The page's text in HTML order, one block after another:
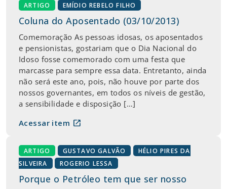
ARTIGO EMÍDIO REBELO FILHO
Coluna do Aposentado (03/10/2013)
Comemoração As pessoas idosas, os aposentados
e pensionistas, gostariam que o Dia Nacional do
Idoso fosse comemorado com uma festa que
marcasse para sempre essa data. Entretanto, ainda
não será este ano, pois, não houve por parte dos
nossos governantes, em todos os níveis de gestão,
a sensibilidade e disposição […]
Acessar item open_in_new
ARTIGO GUSTAVO GALVÃO
HÉLIO PIRES DA
SILVEIRA
ROGERIO LESSA
Porque o Petróleo tem que ser nosso